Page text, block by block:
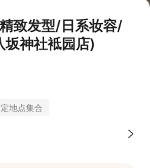
致发型/日系妆容/
神社袛园店)
地点集合